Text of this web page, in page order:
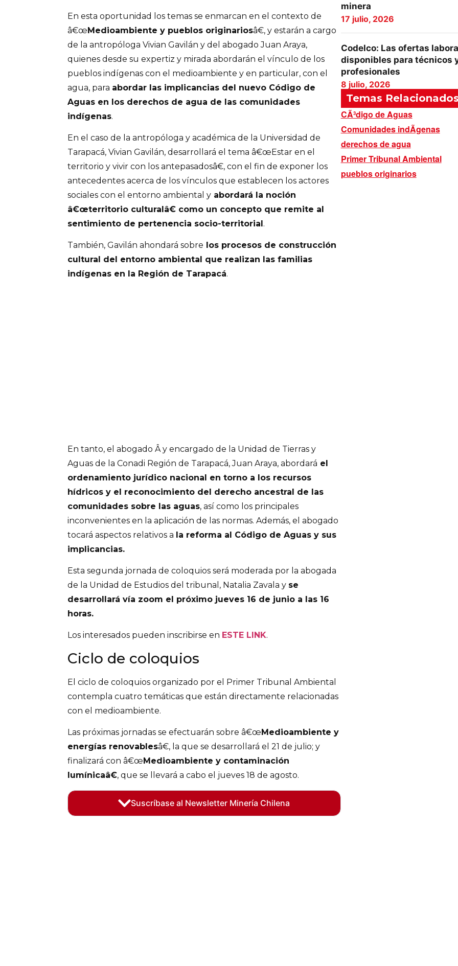
En esta oportunidad los temas se enmarcan en el contexto de
â€œMedioambiente y pueblos originariosâ€, y estarán a cargo
de la antropóloga Vivian Gavilán y del abogado Juan Araya,
quienes desde su expertiz y mirada abordarán el vínculo de los
pueblos indígenas con el medioambiente y en particular, con el
agua, para abordar las implicancias del nuevo Código de
Aguas en los derechos de agua de las comunidades
indígenas.
En el caso de la antropóloga y académica de la Universidad de
Tarapacá, Vivian Gavilán, desarrollará el tema â€œEstar en el
territorio y vivir con los antepasadosâ€, con el fin de exponer los
antecedentes acerca de los vínculos que establecen los actores
sociales con el entorno ambiental y abordará la noción
â€œterritorio culturalâ€ como un concepto que remite al
sentimiento de pertenencia socio-territorial.
También, Gavilán ahondará sobre los procesos de construcción
cultural del entorno ambiental que realizan las familias
indígenas en la Región de Tarapacá.
En tanto, el abogado Â y encargado de la Unidad de Tierras y
Aguas de la Conadi Región de Tarapacá, Juan Araya, abordará el
ordenamiento jurídico nacional en torno a los recursos
hídricos y el reconocimiento del derecho ancestral de las
comunidades sobre las aguas, así como los principales
inconvenientes en la aplicación de las normas. Además, el abogado
tocará aspectos relativos a la reforma al Código de Aguas y sus
implicancias.
Esta segunda jornada de coloquios será moderada por la abogada
de la Unidad de Estudios del tribunal, Natalia Zavala y se
desarrollará vía zoom el próximo jueves 16 de junio a las 16
horas.
Los interesados pueden inscribirse en ESTE LINK.
Ciclo de coloquios
El ciclo de coloquios organizado por el Primer Tribunal Ambiental
contempla cuatro temáticas que están directamente relacionadas
con el medioambiente.
Las próximas jornadas se efectuarán sobre â€œ Medioambiente y
energías renovablesâ€, la que se desarrollará el 21 de julio; y
finalizará con â€œ Medioambiente y contaminación
lumínicaâ€, que se llevará a cabo el jueves 18 de agosto.
Suscríbase al Newsletter Minería Chilena
minera
17 julio, 2026
Codelco: Las ofertas
disponibles para técnicos
profesionales
8 julio, 2026
Temas
CÃ³digo de Aguas
Comunidades indÃ­genas
derechos de agua
Primer Tribunal Ambiental
pueblos originarios